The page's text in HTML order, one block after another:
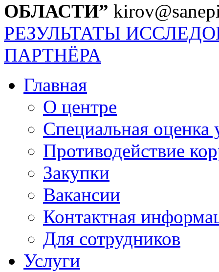
ОБЛАСТИ”
РЕЗУЛЬТАТЫ
ПАРТНЁРА
Главная
О центре
Специальная оценка
Противодействие
Закупки
Вакансии
Контактная
Для сотрудников
Услуги